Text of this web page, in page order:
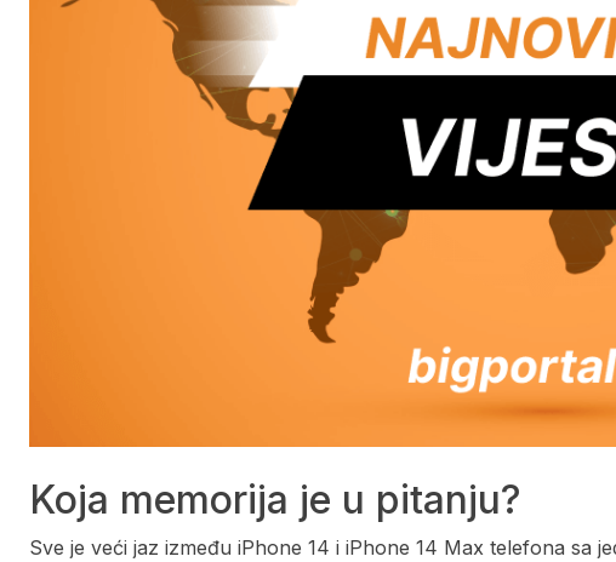
Koja memorija je u pitanju?
Sve je veći jaz između iPhone 14 i iPhone 14 Max telefona sa